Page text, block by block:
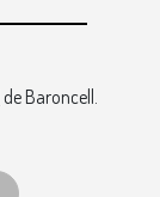
de Baroncell.